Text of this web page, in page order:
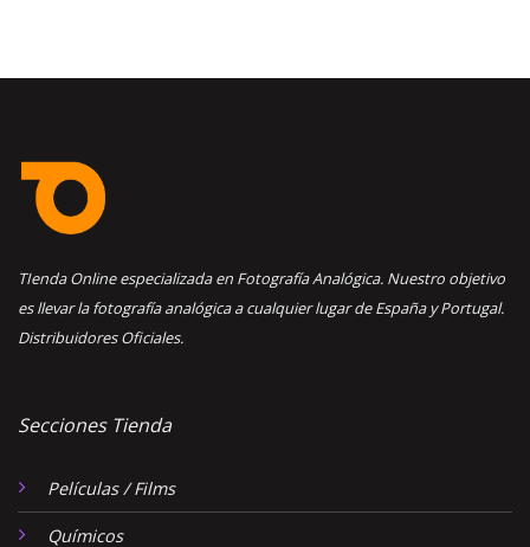
TIenda Online especializada en Fotografía Analógica. Nuestro objetivo
es llevar la fotografía analógica a cualquier lugar de España y Portugal.
Distribuidores Oficiales.
Secciones Tienda
Películas / Films
Químicos